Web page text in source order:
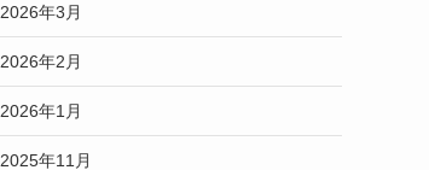
2026年3月
2026年2月
2026年1月
2025年11月